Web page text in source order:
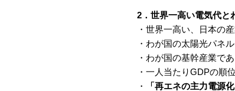
2．世界一高い電気代と
・世界一高い、日本の
・わが国の太陽光パネ
・わが国の基幹産業で
・一人当たりGDPの順
・
「再エネの主力電源